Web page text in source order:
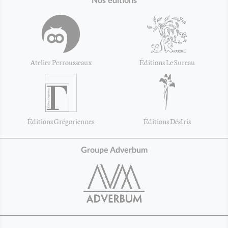
Atelier Perrousseaux Éditions Le Sureau
Éditions Grégoriennes Éditions DésIris
Groupe Adverbum